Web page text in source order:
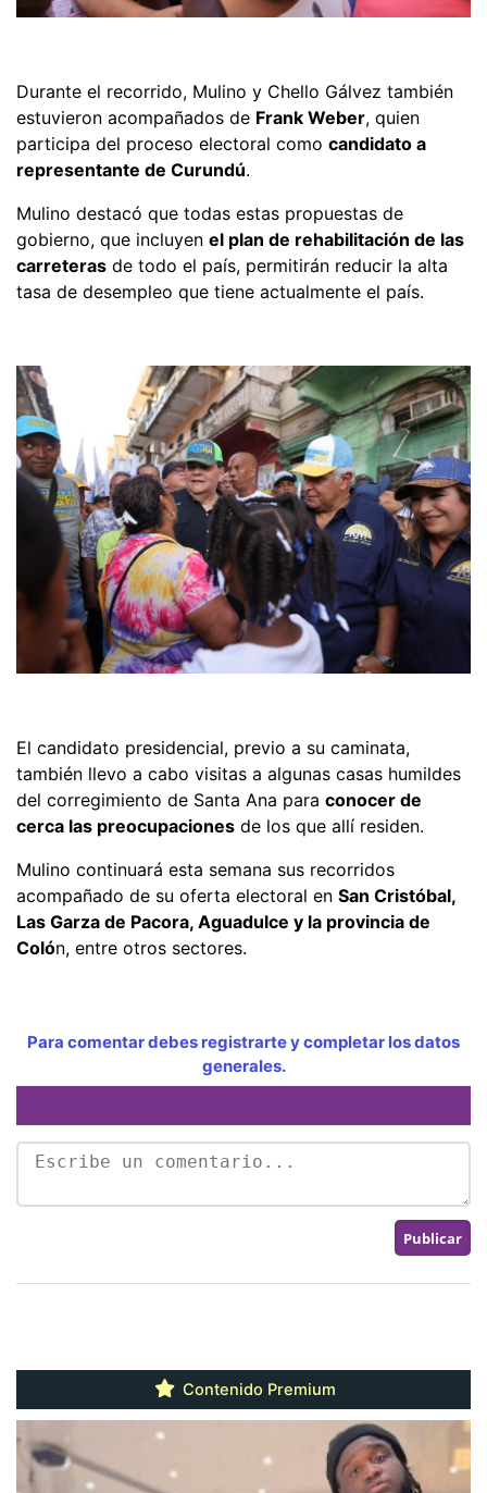
Durante el recorrido, Mulino y Chello Gálvez también
estuvieron acompañados de Frank Weber, quien
participa del proceso electoral como candidato a
representante de Curundú.
Mulino destacó que todas estas propuestas de
gobierno, que incluyen el plan de rehabilitación de las
carreteras de todo el país, permitirán reducir la alta
tasa de desempleo que tiene actualmente el país.
El candidato presidencial, previo a su caminata,
también llevo a cabo visitas a algunas casas humildes
del corregimiento de Santa Ana para conocer de
cerca las preocupaciones de los que allí residen.
Mulino continuará esta semana sus recorridos
acompañado de su oferta electoral en San Cristóbal,
Las Garza de Pacora, Aguadulce y la provincia de
Colón, entre otros sectores.
Para comentar debes registrarte y completar los datos
generales.
Contenido Premium